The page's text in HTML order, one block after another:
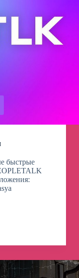
быстрые